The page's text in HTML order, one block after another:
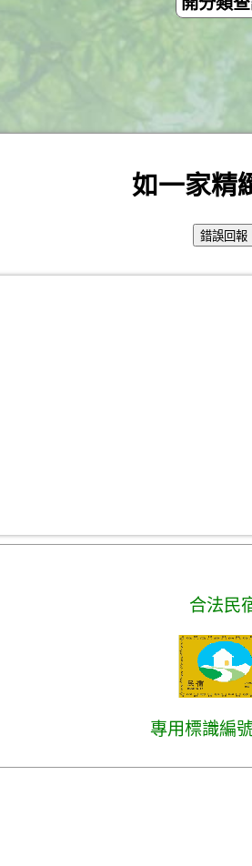
如一家精
合法民
專用標識編